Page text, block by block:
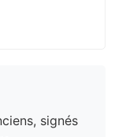
signés